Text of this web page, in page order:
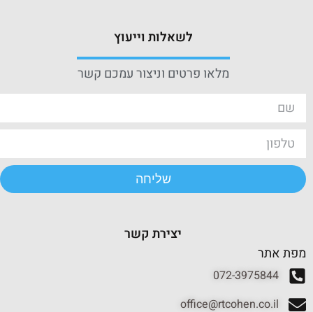
לשאלות וייעוץ
מלאו פרטים וניצור עמכם קשר
שליחה
יצירת קשר
מפת אתר
072-3975844
office@rtcohen.co.il